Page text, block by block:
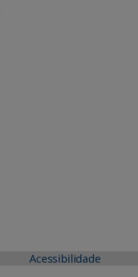
Acessibilidade